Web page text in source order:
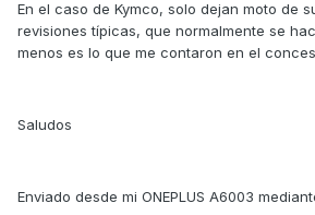
En el caso de Kymco, solo dejan moto de
revisiones típicas, que normalmente se
menos es lo que me contaron en el
Saludos
Enviado desde mi ONEPLUS A6003